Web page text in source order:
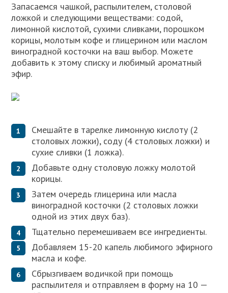
Запасаемся чашкой, распылителем, столовой
ложкой и следующими веществами: содой,
лимонной кислотой, сухими сливками, порошком
корицы, молотым кофе и глицерином или маслом
виноградной косточки на ваш выбор. Можете
добавить к этому списку и любимый ароматный
эфир.
Смешайте в тарелке лимонную кислоту (2
столовых ложки), соду (4 столовых ложки) и
сухие сливки (1 ложка).
Добавьте одну столовую ложку молотой
корицы.
Затем очередь глицерина или масла
виноградной косточки (2 столовых ложки
одной из этих двух баз).
Тщательно перемешиваем все ингредиенты.
Добавляем 15-20 капель любимого эфирного
масла и кофе.
Сбрызгиваем водичкой при помощь
распылителя и отправляем в форму на 10 —